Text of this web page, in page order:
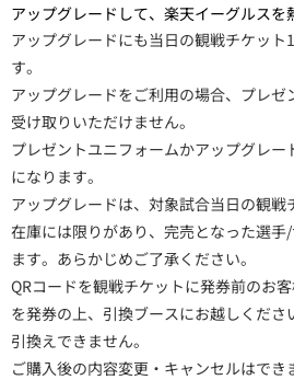
アップグレードして、楽天イーグルスを
アップグレードにも当日の観戦チケット
す。
アップグレードをご利用の場合、プレゼ
受け取りいただけません。
プレゼントユニフォームかアップグレ
になります。
アップグレードは、対象試合当日の観戦
在庫には限りがあり、完売となった選手
ます。あらかじめご了承ください。
QRコードを観戦チケットに発券前のお
を発券の上、引換ブースにお越しくださ
引換えできません。
ご購入後の内容変更・キャンセルはでき